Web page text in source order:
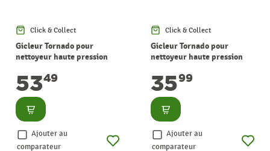
Click & Collect
Gicleur Tornado pour
nettoyeur haute pression
5349
Consulter
Ajouter au
comparateur
Click & Collect
Gicleur Tornado pour
nettoyeur haute pression
3599
Consulter
Ajouter au
comparateur